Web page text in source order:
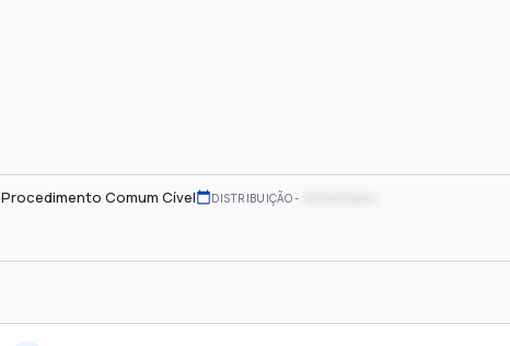
Procedimento Comum Cível DISTRIBUIÇÃO